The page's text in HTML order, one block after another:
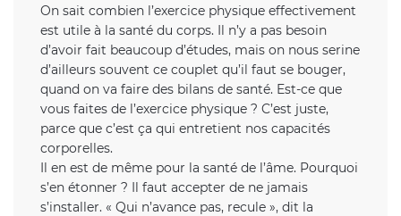
On sait combien l’exercice physique effectivement
est utile à la santé du corps. Il n’y a pas besoin
d’avoir fait beaucoup d’études, mais on nous serine
d’ailleurs souvent ce couplet qu’il faut se bouger,
quand on va faire des bilans de santé. Est-ce que
vous faites de l’exercice physique ? C’est juste,
parce que c’est ça qui entretient nos capacités
corporelles.
Il en est de même pour la santé de l’âme. Pourquoi
s’en étonner ? Il faut accepter de ne jamais
s’installer. « Qui n’avance pas, recule », dit la